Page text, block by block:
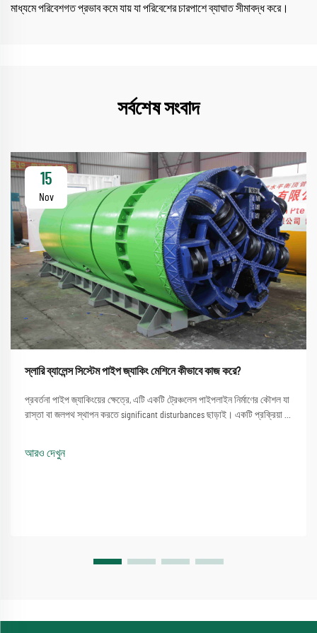
মাধ্যমে পরিবেশগত প্রভাব কমে যায় যা পরিবেশের চারপাশে ব্যাঘাত সীমাবদ্ধ করে।
সর্বশেষ সংবাদ
15
Nov
স্লারি ব্যালেন্স সিস্টেম পাইপ জ্যাকিং মেশিনে কীভাবে কাজ করে?
প্রবর্তনা পাইপ জ্যাকিংয়ের ক্ষেত্রে, এটি একটি ট্রেঞ্চলেস পাইপলাইন নির্মাণের কৌশল যা
রাস্তা বা জলপথ স্থাপন করতে significant disturbances ছাড়াই। একটি প্রক্রিয়া যা
আরও দেখুন